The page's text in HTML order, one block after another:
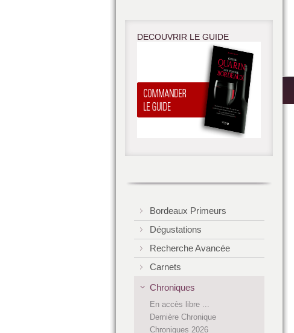
DECOUVRIR LE GUIDE
Bordeaux Primeurs
Dégustations
Recherche Avancée
Carnets
Chroniques
En accès libre ...
Dernière Chronique
Chroniques 2026